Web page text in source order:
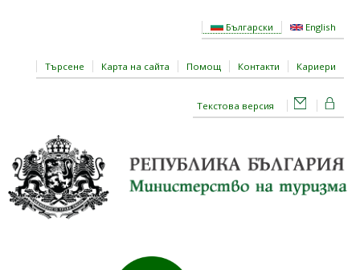
Български English
Търсене Карта на сайта Помощ Контакти Кариери
Текстова версия